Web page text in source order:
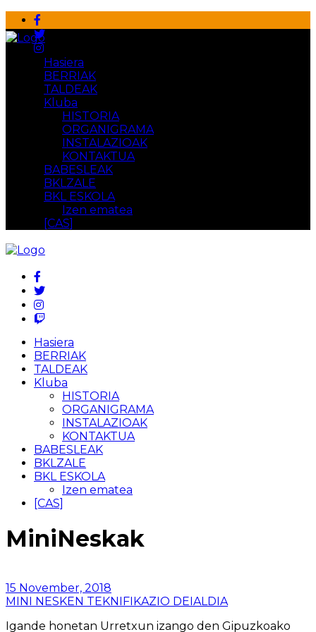
Hasiera
BERRIAK
TALDEAK
Kluba
HISTORIA
ORGANIGRAMA
INSTALAZIOAK
KONTAKTUA
BABESLEAK
BKLZALE
BKL ESKOLA
Izen ematea
[CAS]
Hasiera
BERRIAK
TALDEAK
Kluba
HISTORIA
ORGANIGRAMA
INSTALAZIOAK
KONTAKTUA
BABESLEAK
BKLZALE
BKL ESKOLA
Izen ematea
[CAS]
MiniNeskak
15 November, 2018
MINI NESKEN TEKNIFIKAZIO DEIALDIA
Igande honetan Urretxun izango den Gipuzkoako